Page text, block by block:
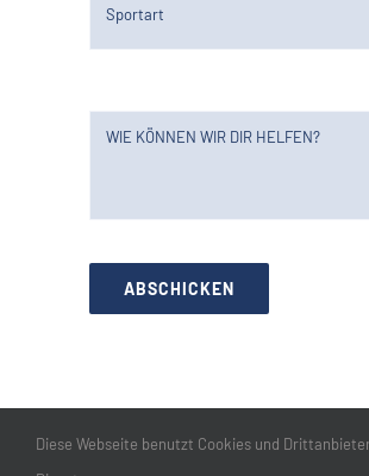
ABSCHICKEN
Diese Webseite benutzt Cookies und